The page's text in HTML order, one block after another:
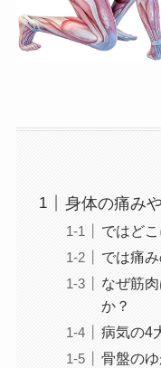
身体の痛み
ではど
では痛
なぜ筋
か？
病気の4
骨盤の